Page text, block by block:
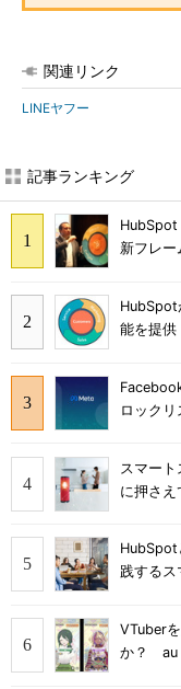
関連リンク
LINEヤフー
記事ランキング
HubSpot
新フレー
HubSpot
能を提供
ロック
スマー
に押さえ
践するス
VTuber
か？ au